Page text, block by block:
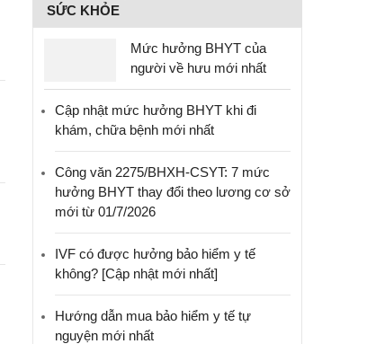
SỨC KHỎE
Mức hưởng BHYT của
người về hưu mới nhất
Cập nhật mức hưởng BHYT khi đi
khám, chữa bệnh mới nhất
Công văn 2275/BHXH-CSYT: 7 mức
hưởng BHYT thay đổi theo lương cơ sở
mới từ 01/7/2026
IVF có được hưởng bảo hiểm y tế
không? [Cập nhật mới nhất]
Hướng dẫn mua bảo hiểm y tế tự
nguyện mới nhất